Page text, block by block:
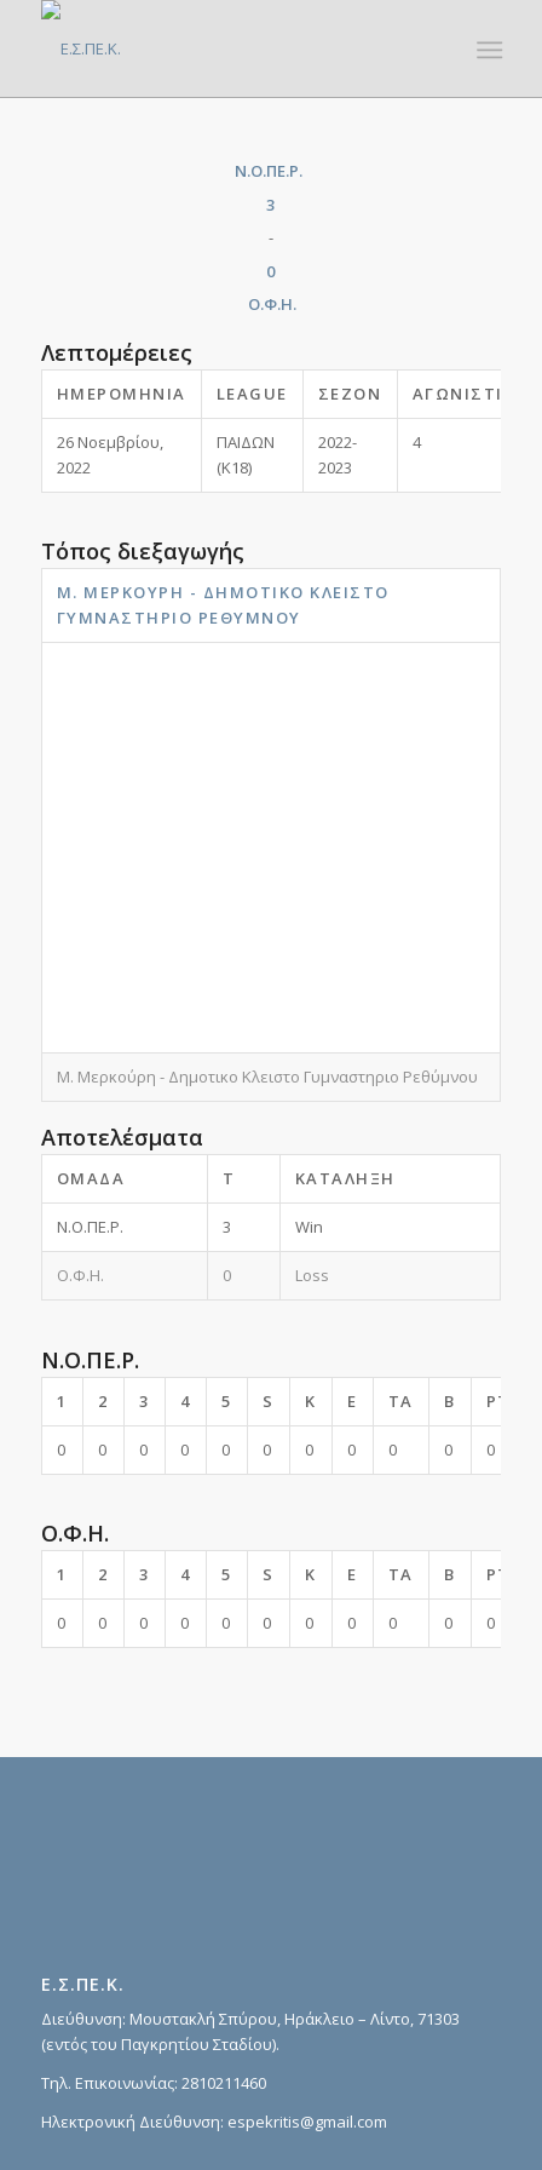
Ν.Ο.ΠΕ.Ρ.
3
-
0
Ο.Φ.Η.
Λεπτομέρειες
ΗΜΕΡΟΜΗΝΊΑ LEAGUE ΣΕΖΌΝ ΑΓΩΝΙΣΤΙΚΉ
26 Νοεμβρίου,
2022
ΠΑΙΔΩΝ
(Κ18)
2022-
2023
4
Τόπος διεξαγωγής
Μ. ΜΕΡΚΟΎΡΗ - ΔΗΜΟΤΙΚΟ ΚΛΕΙΣΤΟ
ΓΥΜΝΑΣΤΗΡΙΟ ΡΕΘΎΜΝΟΥ
Μ. Μερκούρη - Δημοτικο Κλειστο Γυμναστηριο Ρεθύμνου
Αποτελέσματα
ΟΜΆΔΑ T ΚΑΤΆΛΗΞΗ
Ν.Ο.ΠΕ.Ρ. 3 Win
Ο.Φ.Η. 0 Loss
Ν.Ο.ΠΕ.Ρ.
1 2 3 4 5 S K E TA B PTS
0 0 0 0 0 0 0 0 0 0 0
Ο.Φ.Η.
1 2 3 4 5 S K E TA B PTS
0 0 0 0 0 0 0 0 0 0 0
Ε.Σ.ΠΕ.Κ.
Διεύθυνση: Μουστακλή Σπύρου, Ηράκλειο – Λίντο, 71303
(εντός του Παγκρητίου Σταδίου).
Τηλ. Επικοινωνίας: 2810211460
Ηλεκτρονική Διεύθυνση: espekritis@gmail.com